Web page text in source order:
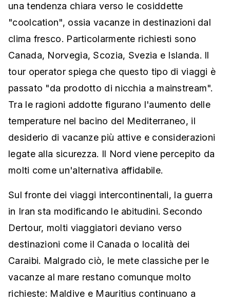
una tendenza chiara verso le cosiddette
"coolcation", ossia vacanze in destinazioni dal
clima fresco. Particolarmente richiesti sono
Canada, Norvegia, Scozia, Svezia e Islanda. Il
tour operator spiega che questo tipo di viaggi è
passato "da prodotto di nicchia a mainstream".
Tra le ragioni addotte figurano l'aumento delle
temperature nel bacino del Mediterraneo, il
desiderio di vacanze più attive e considerazioni
legate alla sicurezza. Il Nord viene percepito da
molti come un'alternativa affidabile.
Sul fronte dei viaggi intercontinentali, la guerra
in Iran sta modificando le abitudini. Secondo
Dertour, molti viaggiatori deviano verso
destinazioni come il Canada o località dei
Caraibi. Malgrado ciò, le mete classiche per le
vacanze al mare restano comunque molto
richieste: Maldive e Mauritius continuano a